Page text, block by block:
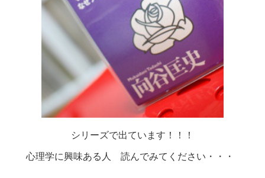
シリーズで出ています！！！
心理学に興味ある人 読んでみてください・・・